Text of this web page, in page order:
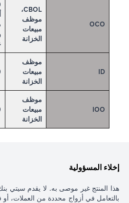
OCO
CBOL،
موظف
مبيعات
الخزانة
ID
موظف
مبيعات
الخزانة
IOO
موظف
مبيعات
الخزانة
إخلاء المسؤولية
هذا المنتج غير موصى به. لا يقدم سيتي
بالتعامل في أزواج محددة من العملات،